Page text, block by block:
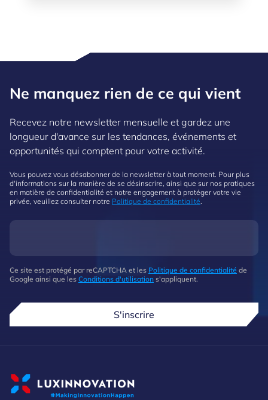
Ne manquez rien de ce qui vient
Recevez notre newsletter mensuelle et gardez une
longueur d'avance sur les tendances, événements et
opportunités qui comptent pour votre activité.
Vous pouvez vous désabonner de la newsletter à tout moment. Pour plus
d'informations sur la manière de se désinscrire, ainsi que sur nos pratiques
en matière de confidentialité et notre engagement à protéger votre vie
privée, veuillez consulter notre Politique de confidentialité
Ce site est protégé par reCAPTCHA et les Politique de confidentialité de
Google ainsi que les Conditions d'utilisation s'appliquent.
S'inscrire